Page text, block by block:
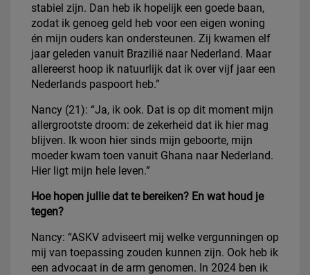
stabiel zijn. Dan heb ik hopelijk een goede baan,
zodat ik genoeg geld heb voor een eigen woning
én mijn ouders kan ondersteunen. Zij kwamen elf
jaar geleden vanuit Brazilië naar Nederland. Maar
allereerst hoop ik natuurlijk dat ik over vijf jaar een
Nederlands paspoort heb.”
Nancy (21): “Ja, ik ook. Dat is op dit moment mijn
allergrootste droom: de zekerheid dat ik hier mag
blijven. Ik woon hier sinds mijn geboorte, mijn
moeder kwam toen vanuit Ghana naar Nederland.
Hier ligt mijn hele leven.”
Hoe hopen jullie dat te bereiken? En wat houd je
tegen?
Nancy: “ASKV adviseert mij welke vergunningen op
mij van toepassing zouden kunnen zijn. Ook heb ik
een advocaat in de arm genomen. In 2024 ben ik